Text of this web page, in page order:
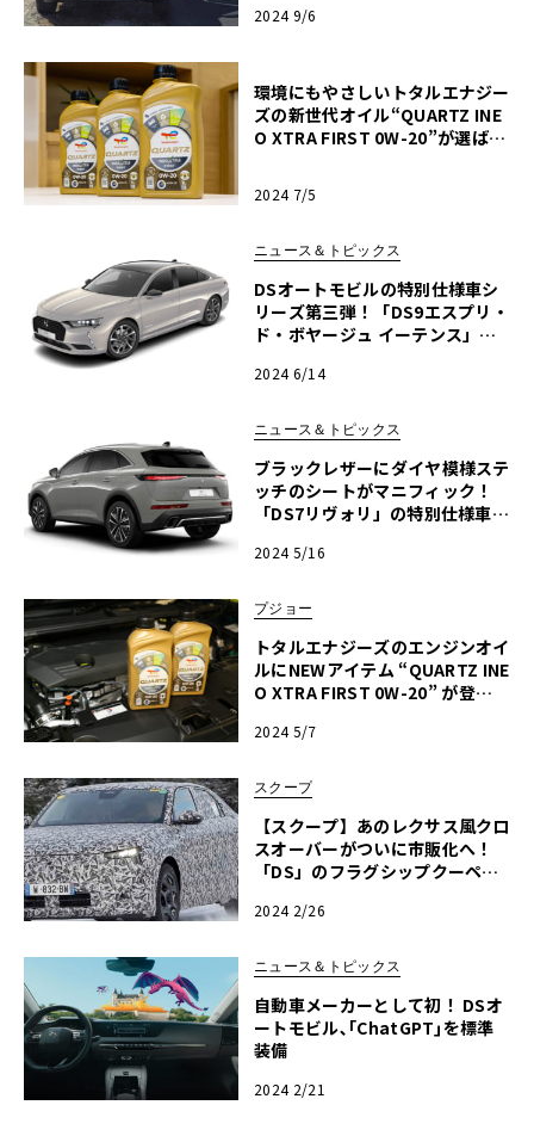
2024 9/6
環境にもやさしいトタルエナジー
ズの新世代オイル“QUARTZ INE
O XTRA FIRST 0W-20”が選ばれ
2024 7/5
ニュース＆トピックス
DSオートモビルの特別仕様車シ
リーズ第三弾！「DS9エスプリ・
ド・ボヤージュ イーテンス」発
2024 6/14
ニュース＆トピックス
ブラックレザーにダイヤ模様ステ
ッチのシートがマニフィック！
「DS7リヴォリ」の特別仕様車
2024 5/16
プジョー
トタルエナジーズのエンジンオイ
ルにNEWアイテム “QUARTZ INE
O XTRA FIRST 0W-20” が登
2024 5/7
スクープ
【スクープ】あのレクサス風クロ
スオーバーがついに市販化へ！
「DS」のフラグシップクーペSU
2024 2/26
ニュース＆トピックス
自動車メーカーとして初！ DSオ
ートモビル､｢ChatGPT｣を標準
装備
2024 2/21